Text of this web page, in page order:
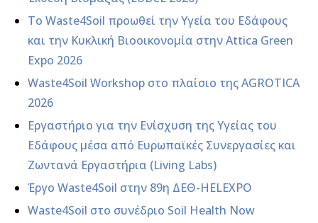
Το Waste4Soil προωθεί την Υγεία του Εδάφους
και την Κυκλική Βιοοικονομία στην Attica Green
Expo 2026
Waste4Soil Workshop στο πλαίσιο της AGROTICA
2026
Εργαστήριο για την Ενίσχυση της Υγείας του
Εδάφους μέσα από Ευρωπαϊκές Συνεργασίες και
Ζωντανά Εργαστήρια (Living Labs)
Έργο Waste4Soil στην 89η ΔΕΘ-HELEXPO
Waste4Soil στο συνέδριο Soil Health Now